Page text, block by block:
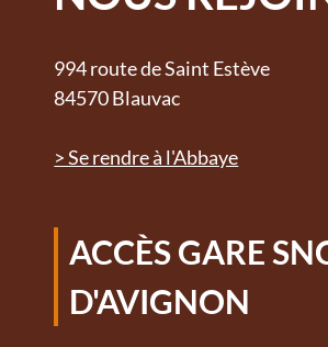
994 route de Saint Estève
84570 Blauvac
> Se rendre à l'Abbaye
ACCÈS GARE
D'AVIGNON